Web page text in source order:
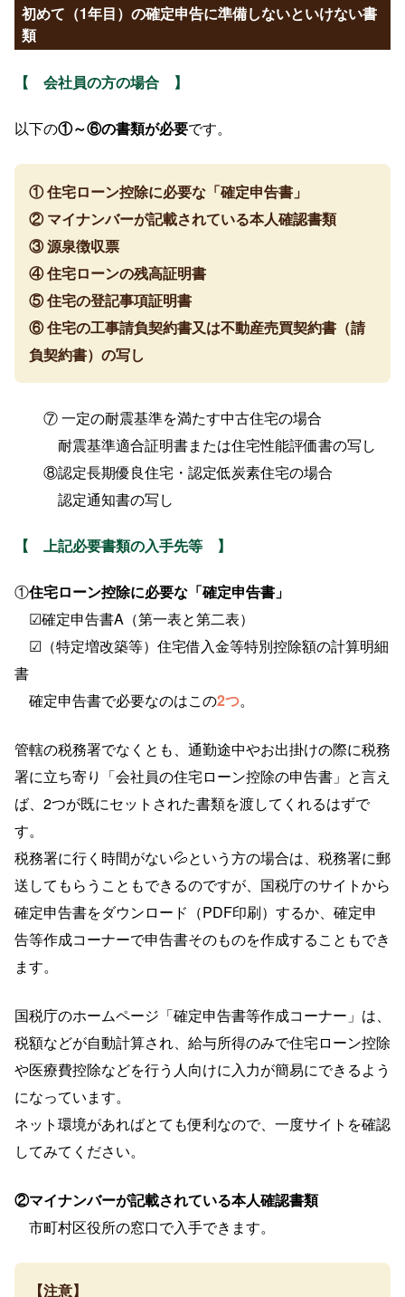
初めて（1年目）の確定申告に準備しないといけない書
類
【 会社員の方の場合 】
以下の①～⑥の書類が必要です。
① 住宅ローン控除に必要な「確定申告書」
② マイナンバーが記載されている本人確認書類
③ 源泉徴収票
④ 住宅ローンの残高証明書
⑤ 住宅の登記事項証明書
⑥ 住宅の工事請負契約書又は不動産売買契約書（請
負契約書）の写し
⑦ 一定の耐震基準を満たす中古住宅の場合
耐震基準適合証明書または住宅性能評価書の写し
⑧認定長期優良住宅・認定低炭素住宅の場合
認定通知書の写し
【 上記必要書類の入手先等 】
①住宅ローン控除に必要な「確定申告書」
☑確定申告書A（第一表と第二表）
☑（特定増改築等）住宅借入金等特別控除額の計算明細
書
確定申告書で必要なのはこの2つ。
管轄の税務署でなくとも、通勤途中やお出掛けの際に税務
署に立ち寄り「会社員の住宅ローン控除の申告書」と言え
ば、2つが既にセットされた書類を渡してくれるはずで
す。
税務署に行く時間がない💦という方の場合は、税務署に郵
送してもらうこともできるのですが、国税庁のサイトから
確定申告書をダウンロード（PDF印刷）するか、確定申
告等作成コーナーで申告書そのものを作成することもでき
ます。
国税庁のホームページ「確定申告書等作成コーナー」は、
税額などが自動計算され、給与所得のみで住宅ローン控除
や医療費控除などを行う人向けに入力が簡易にできるよう
になっています。
ネット環境があればとても便利なので、一度サイトを確認
してみてください。
②マイナンバーが記載されている本人確認書類
市町村区役所の窓口で入手できます。
【注意】